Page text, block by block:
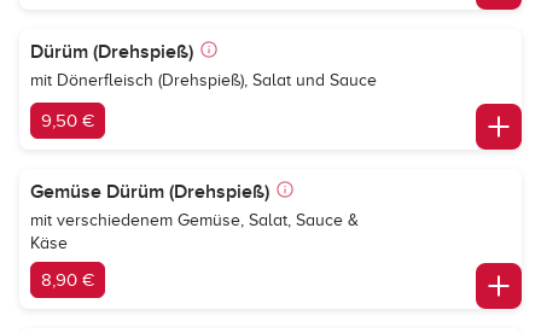
Dürüm (Drehspieß)
mit Dönerfleisch (Drehspieß), Salat und Sauce
9,50 €
Gemüse Dürüm (Drehspieß)
mit verschiedenem Gemüse, Salat, Sauce &
Käse
8,90 €